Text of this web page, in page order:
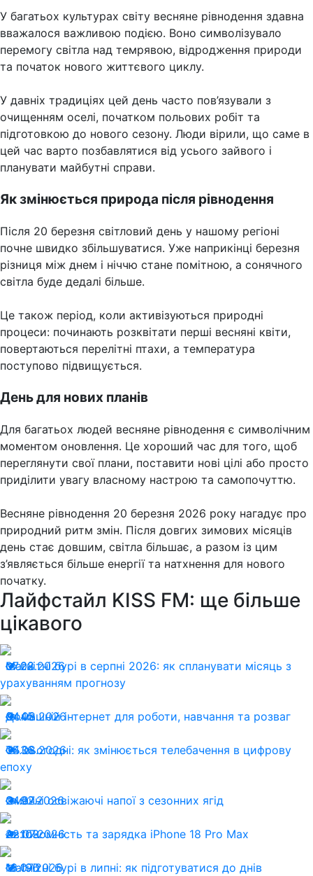
У багатьох культурах світу весняне рівнодення здавна
вважалося важливою подією. Воно символізувало
перемогу світла над темрявою, відродження природи
та початок нового життєвого циклу.
У давніх традиціях цей день часто пов’язували з
очищенням оселі, початком польових робіт та
підготовкою до нового сезону. Люди вірили, що саме в
цей час варто позбавлятися від усього зайвого і
планувати майбутні справи.
Як змінюється природа після рівнодення
Після 20 березня світловий день у нашому регіоні
почне швидко збільшуватися. Уже наприкінці березня
різниця між днем і ніччю стане помітною, а сонячного
світла буде дедалі більше.
Це також період, коли активізуються природні
процеси: починають розквітати перші весняні квіти,
повертаються перелітні птахи, а температура
поступово підвищується.
День для нових планів
Для багатьох людей весняне рівнодення є символічним
моментом оновлення. Це хороший час для того, щоб
переглянути свої плани, поставити нові цілі або просто
приділити увагу власному настрою та самопочуттю.
Весняне рівнодення 20 березня 2026 року нагадує про
природний ритм змін. Після довгих зимових місяців
день стає довшим, світла більшає, а разом із цим
з’являється більше енергії та натхнення для нового
початку.
Лайфстайл KISS FM: ще більше
цікавого
07.08.2026
22
Магнітні бурі в серпні 2026: як спланувати місяць з
урахуванням прогнозу
04.08.2026
45
Домашній інтернет для роботи, навчання та розваг
04.08.2026
36
ТБ сьогодні: як змінюється телебачення в цифрову
епоху
24.07.2026
92
Смачні освіжаючі напої з сезонних ягід
22.07.2026
103
Автономність та зарядка iPhone 18 Pro Max
13.07.2026
196
Магнітні бурі в липні: як підготуватися до днів